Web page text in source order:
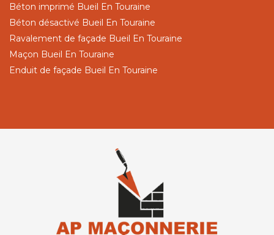
Béton imprimé Bueil En Touraine
Béton désactivé Bueil En Touraine
Ravalement de façade Bueil En Touraine
Maçon Bueil En Touraine
Enduit de façade Bueil En Touraine